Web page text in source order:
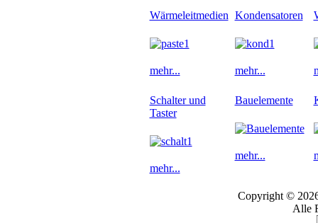
Wärmeleitmedien
mehr...
Schalter und
Taster
mehr...
Kondensatoren
mehr...
Bauelemente
mehr...
Copyright ©
Alle